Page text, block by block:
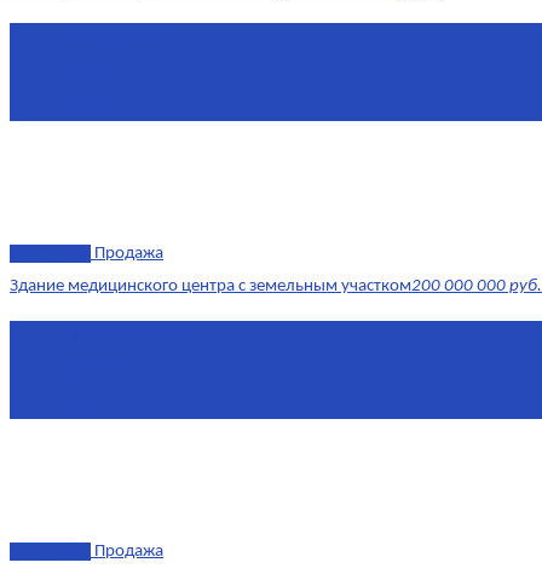
Продажа
Здание медицинского центра с земельным участком200 000 000 руб.
Продажа